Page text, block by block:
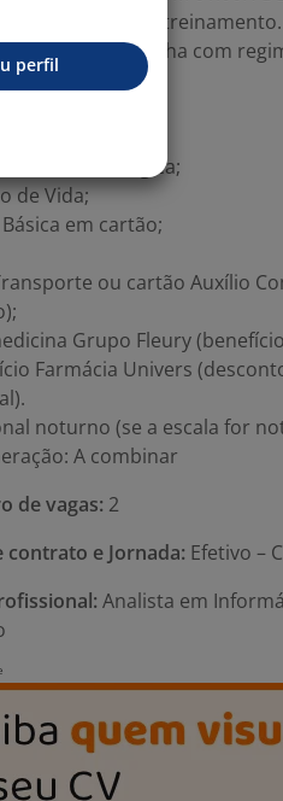
para treinamento.
trabalha com
Médica;
Odontológica;
de Vida;
em cartão;
ou cartão Auxílio
Grupo Fleury
Farmácia Univers
noturno (se a escala for
A combinar
de vagas: 2
contrato e Jornada: Efetivo –
Analista em
perfil